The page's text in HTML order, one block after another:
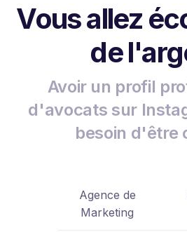
Vous allez
de
Avoir un profil
d'avocats sur
besoin d'être
Agence de
Marketing